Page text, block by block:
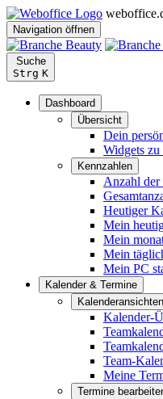
Navigation öffnen
Suche
Strg K
Dashboard
Übersicht
Dein
Widgets
Kennzahlen
Anzahl der
Heutiger
Mein
Mein
Mein
Mein PC
Kalender & Termine
Kalenderansichten
Kalender-
Team-
Meine
Termine